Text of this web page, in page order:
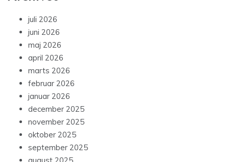
juli 2026
juni 2026
maj 2026
april 2026
marts 2026
februar 2026
januar 2026
december 2025
november 2025
oktober 2025
september 2025